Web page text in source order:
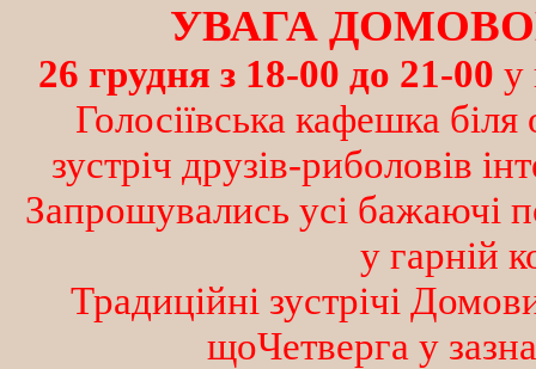
УВАГА
26 грудня з 18-00 до 21-00 у
Голосіївська кафешка
зустріч друзів-риболовів
Запрошувались усі бажаючі
у гарній
Традиційні зустрічі
щоЧетверга у